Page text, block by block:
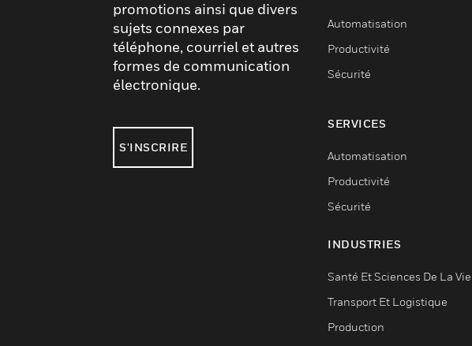
promotions ainsi que divers
sujets connexes par
téléphone, courriel et autres
formes de communication
électronique.
S'INSCRIRE
Automatisation
Productivité
Sécurité
SERVICES
Automatisation
Productivité
Sécurité
INDUSTRIES
Santé Et Sciences De La Vie
Transport Et Logistique
Production